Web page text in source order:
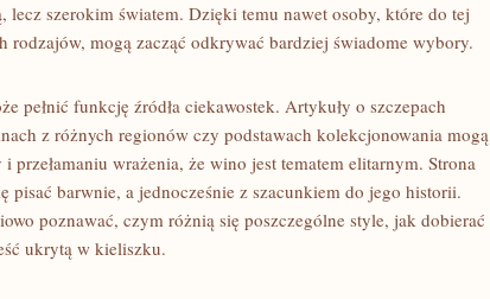
lecz szerokim światem. Dzięki temu nawet osoby, które do tej
rodzajów, mogą zacząć odkrywać bardziej świadome wybory.
pełnić funkcję źródła ciekawostek. Artykuły o szczepach
z różnych regionów czy podstawach kolekcjonowania mogą
wrażenia, że wino jest tematem elitarnym. Strona
pisać barwnie, a jednocześnie z szacunkiem do jego historii.
poznawać, czym różnią się poszczególne style, jak dobierać
ukrytą w kieliszku.